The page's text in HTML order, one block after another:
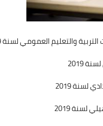
والتعليم العمومي لسنة 2019
2019